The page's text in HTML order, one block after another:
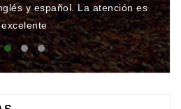
y español. La atención es
excelente